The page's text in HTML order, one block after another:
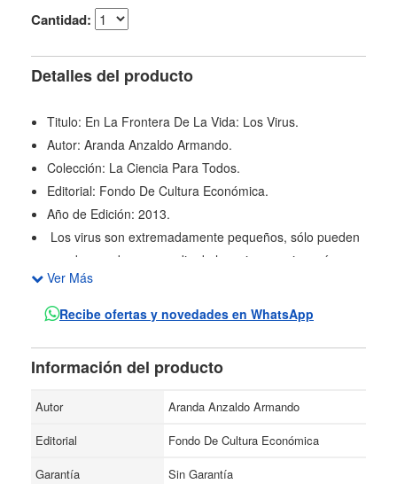
Cantidad:
Detalles del producto
Titulo: En La Frontera De La Vida: Los Virus.
Autor: Aranda Anzaldo Armando.
Colección: La Ciencia Para Todos.
Editorial: Fondo De Cultura Económica.
Año de Edición: 2013.
Los virus son extremadamente pequeños, sólo pueden
ser observados por medio de los microscopios más
potentes: los electrónicos. Su naturaleza es tan esquiva,
que resulta muy difícil establecer su mecanismo de
global de lo que se sabe sobre los virus: su origen,
estructura, interacciones y evolución.
Ver Más
Recibe ofertas y novedades en WhatsApp
Información del producto
Autor
Aranda Anzaldo Armando
Editorial
Fondo De Cultura Económica
Garantía
Sin Garantía